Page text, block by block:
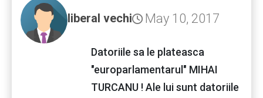
liberal vechi May 10, 2017
Datoriile sa le plateasca
"europarlamentarul" MIHAI
TURCANU ! Ale lui sunt datoriile